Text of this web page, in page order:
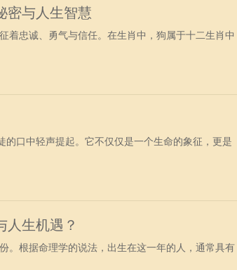
密与人生智慧
着忠诚、勇气与信任。在生肖中，狗属于十二生肖中
口中轻声提起。它不仅仅是一个生命的象征，更是
人生机遇？
。根据命理学的说法，出生在这一年的人，通常具有